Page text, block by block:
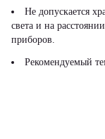
Не допускается
света и на
приборов.
Рекомендуемый